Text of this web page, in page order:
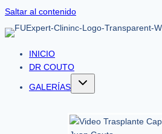
Saltar al contenido
INICIO
DR COUTO
GALERÍAS